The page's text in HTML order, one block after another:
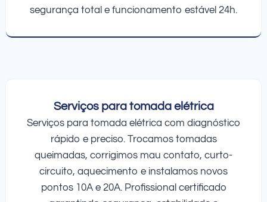
segurança total e funcionamento estável 24h.
Serviços para tomada elétrica
Serviços para tomada elétrica com diagnóstico
rápido e preciso. Trocamos tomadas
queimadas, corrigimos mau contato, curto-
circuito, aquecimento e instalamos novos
pontos 10A e 20A. Profissional certificado